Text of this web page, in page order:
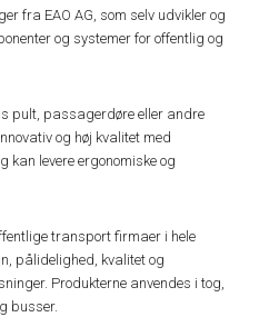
fra EAO AG, som selv udvikler og
og systemer for offentlig og
pult, passagerdøre eller andre
og høj kvalitet med
kan levere ergonomiske og
transport firmaer i hele
pålidelighed, kvalitet og
Produkterne anvendes i tog,
busser.